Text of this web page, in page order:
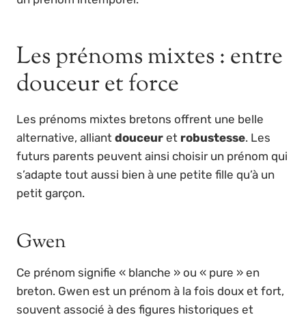
Les prénoms mixtes : entre
douceur et force
Les prénoms mixtes bretons offrent une belle
alternative, alliant douceur et robustesse. Les
futurs parents peuvent ainsi choisir un prénom qui
s’adapte tout aussi bien à une petite fille qu’à un
petit garçon.
Gwen
Ce prénom signifie « blanche » ou « pure » en
breton. Gwen est un prénom à la fois doux et fort,
souvent associé à des figures historiques et